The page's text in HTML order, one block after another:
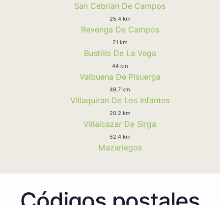
San Cebrian De Campos
25.4 km
Revenga De Campos
21 km
Bustillo De La Vega
44 km
Valbuena De Pisuerga
49.7 km
Villaquiran De Los Infantes
20.2 km
Villalcazar De Sirga
52.4 km
Mazariegos